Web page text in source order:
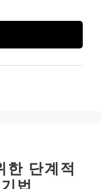
단계적